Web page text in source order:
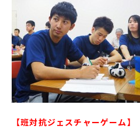
【班対抗ジェスチャーゲーム】